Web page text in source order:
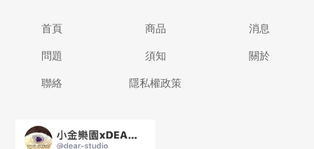
首頁 商品 消息
問題 須知 關於
聯絡 隱私權政策